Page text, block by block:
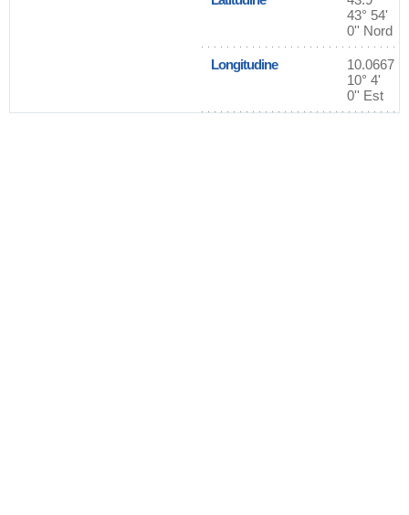
43° 54'
0'' Nord
Longitudine
10.0667
10° 4'
0'' Est